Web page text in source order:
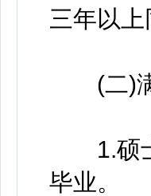
三年以
(二)满
1.硕士
毕业。